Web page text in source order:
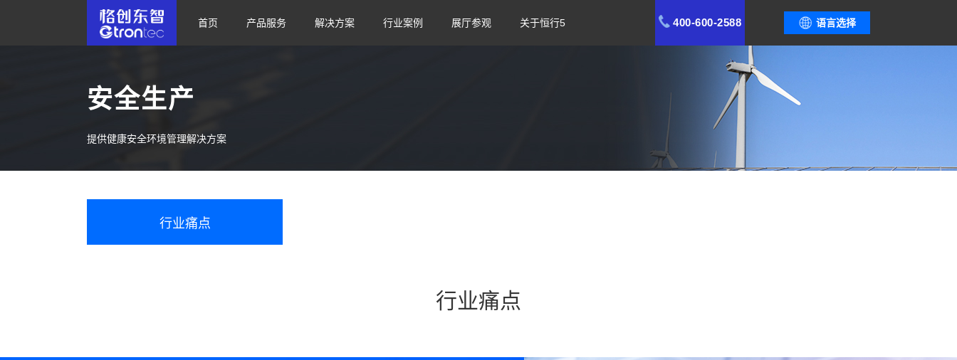
语言选择
400-600-2588
首页 产品服务 解决方案 行业案例 展厅参观 关于恒行5
安全生产
提供健康安全环境管理解决方案
行业痛点
行业痛点